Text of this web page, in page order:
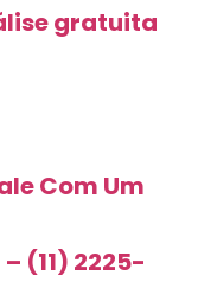
gratuita
Com Um
(11) 2225-